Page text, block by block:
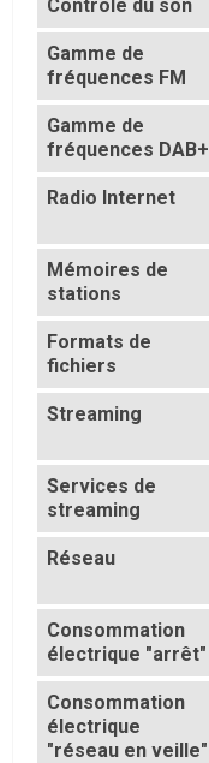
Contrôle du son
Gamme de
fréquences FM
Gamme de
fréquences DAB+
Radio Internet
Mémoires de
stations
Formats de
fichiers
Streaming
Services de
streaming
Réseau
Consommation
électrique "arrêt"
Consommation
électrique
"réseau en veille"